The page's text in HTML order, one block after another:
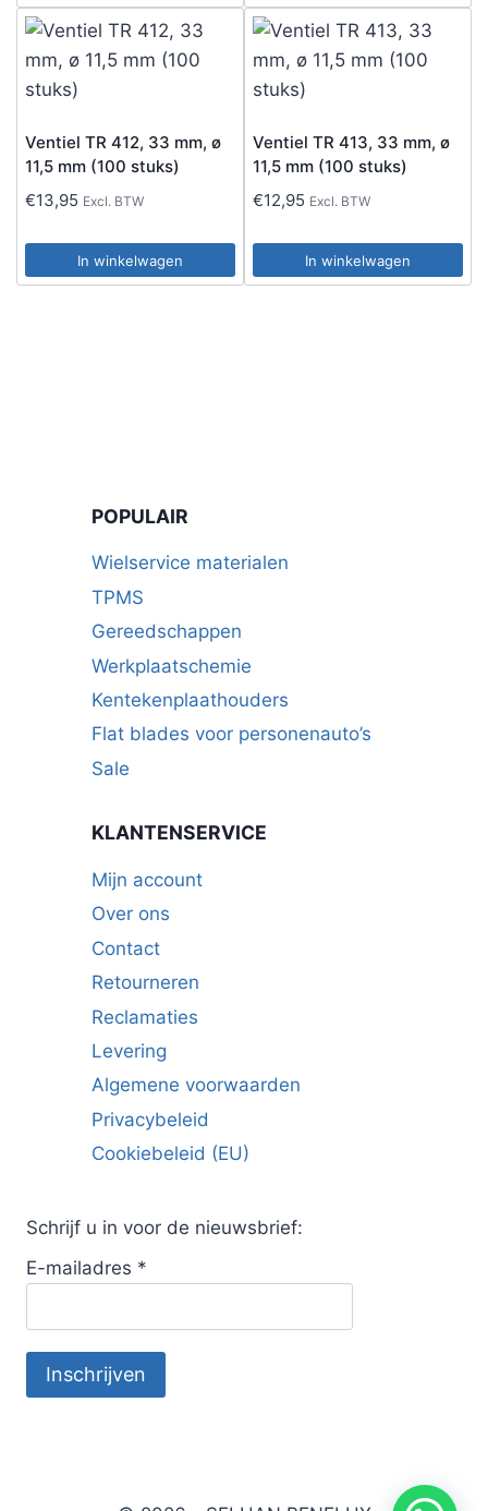
Ventiel TR 412, 33 mm, ø
11,5 mm (100 stuks)
€13,95 Excl. BTW
In winkelwagen
Ventiel TR 413, 33 mm, ø
11,5 mm (100 stuks)
€12,95 Excl. BTW
In winkelwagen
POPULAIR
Wielservice materialen
TPMS
Gereedschappen
Werkplaatschemie
Kentekenplaathouders
Flat blades voor personenauto’s
Sale
KLANTENSERVICE
Mijn account
Over ons
Contact
Retourneren
Reclamaties
Levering
Algemene voorwaarden
Privacybeleid
Cookiebeleid (EU)
Schrijf u in voor de nieuwsbrief:
E-mailadres *